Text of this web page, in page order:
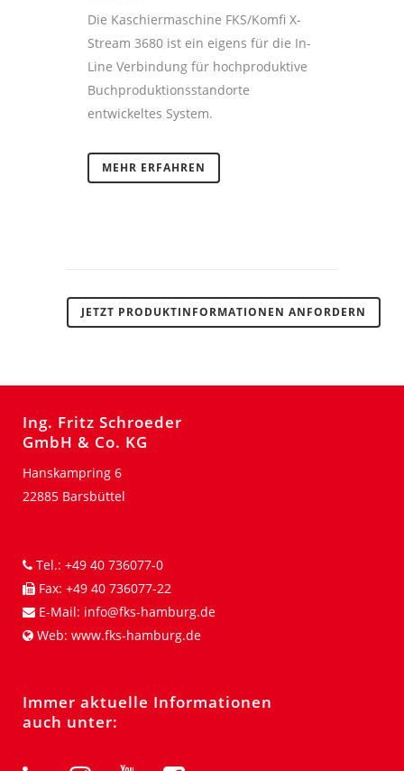
Die Kaschiermaschine FKS/Komfi X-
Stream 3680 ist ein eigens für die In-
Line Verbindung für hochproduktive
Buchproduktionsstandorte
entwickeltes System.
MEHR ERFAHREN
JETZT PRODUKTINFORMATIONEN ANFORDERN
Ing. Fritz Schroeder
GmbH & Co. KG
Hanskampring 6
22885 Barsbüttel
Tel.: +49 40 736077-0
Fax: +49 40 736077-22
E-Mail: info@fks-hamburg.de
Web: www.fks-hamburg.de
Immer aktuelle Informationen
auch unter: